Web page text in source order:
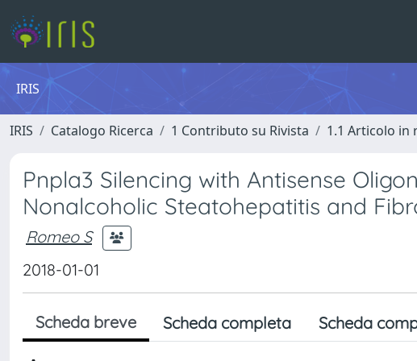
IRIS
IRIS Catalogo Ricerca 1 Contributo su Rivista 1.1 Articolo in
Pnpla3 Silencing with Antisense
Nonalcoholic Steatohepatitis and
Romeo S
2018-01-01
Scheda breve Scheda completa Scheda